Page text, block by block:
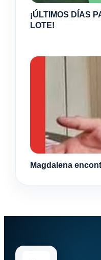
¡ÚLTIMOS DÍAS
LOTE!
Magdalena